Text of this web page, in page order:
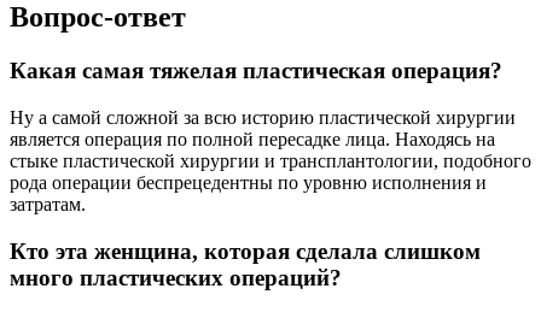
Вопрос-ответ
Какая самая тяжелая пластическая операция?
Ну а самой сложной за всю историю пластической хирургии
является операция по полной пересадке лица. Находясь на
стыке пластической хирургии и трансплантологии, подобного
рода операции беспрецедентны по уровню исполнения и
затратам.
Кто эта женщина, которая сделала слишком
много пластических операций?